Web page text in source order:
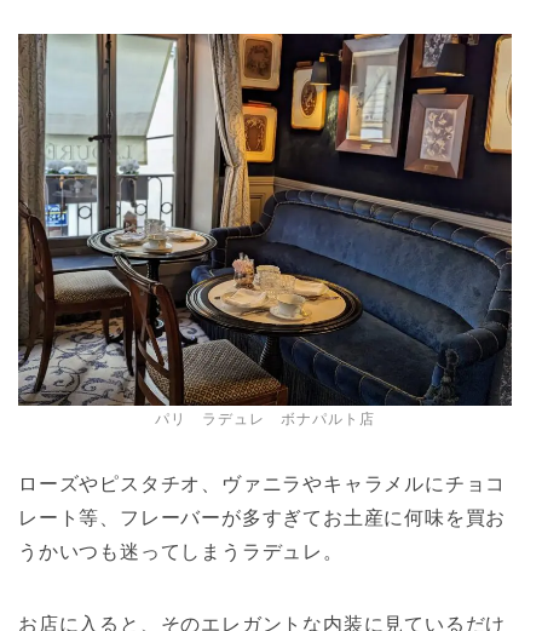
パリ ラデュレ ボナパルト店
ローズやピスタチオ、ヴァニラやキャラメルにチョコ
レート等、フレーバーが多すぎてお土産に何味を買お
うかいつも迷ってしまうラデュレ。
お店に入ると、そのエレガントな内装に見ているだけ